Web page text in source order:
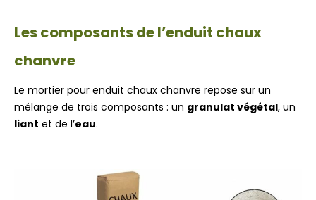
Les composants de l’enduit chaux
chanvre
Le mortier pour enduit chaux chanvre repose sur un
mélange de trois composants : un granulat végétal, un
liant et de l’eau.